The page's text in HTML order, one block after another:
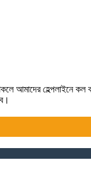
থাকলে আমাদের